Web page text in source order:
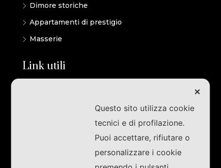
Dimore storiche
Appartamenti di prestigio
Masserie
Link utili
Valutazione immobiliare
✕
Questo sito utilizza cookie
tecnici e di profilazione.
Puoi accettare, rifiutare o
personalizzare i cookie